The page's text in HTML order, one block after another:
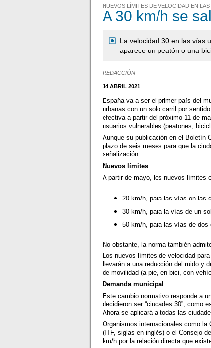
NUEVOS LÍMITES DE VELOCIDAD EN
A 30 km/h se
La velocidad 30 en las vías
aparece un peatón o una
REDACCIÓN
14 ABRIL 2021
España va a ser el primer país del
urbanas con un solo carril por
efectiva a partir del próximo 11 de
usuarios vulnerables (peatones,
Aunque su publicación en el Boletín
plazo de seis meses para que la
señalización.
Nuevos límites
A partir de mayo, los nuevos límites
20 km/h, para las vías en las
30 km/h, para la vías de un
50 km/h, para las vías de dos
No obstante, la norma también
Los nuevos límites de velocidad
llevarán a una reducción del ruido y
de movilidad (a pie, en bici, con
Demanda municipal
Este cambio normativo responde a
decidieron ser “ciudades 30”, como
Ahora se aplicará a todas las
Organismos internacionales como la
(ITF, siglas en inglés) o el Consejo
km/h por la relación directa que